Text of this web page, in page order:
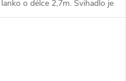
lanko o délce 2,7m. Švihadlo je
ideální pomůckou při...